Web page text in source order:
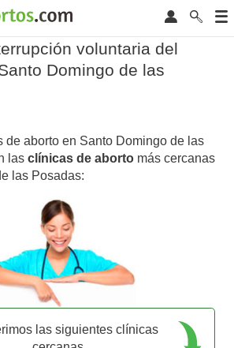
voluntaria del
Domingo de las
de aborto en Santo Domingo de las
las clínicas de aborto más cercanas
las Posadas:
las siguientes clínicas